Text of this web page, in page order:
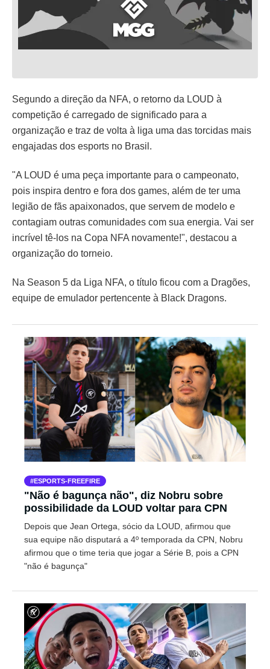
Segundo a direção da NFA, o retorno da LOUD à
competição é carregado de significado para a
organização e traz de volta à liga uma das torcidas mais
engajadas dos esports no Brasil.
"A LOUD é uma peça importante para o campeonato,
pois inspira dentro e fora dos games, além de ter uma
legião de fãs apaixonados, que servem de modelo e
contagiam outras comunidades com sua energia. Vai ser
incrível tê-los na Copa NFA novamente!", destacou a
organização do torneio.
Na Season 5 da Liga NFA, o título ficou com a Dragões,
equipe de emulador pertencente à Black Dragons.
ESPORTS-FREEFIRE
"Não é bagunça não", diz Nobru sobre
possibilidade da LOUD voltar para CPN
Depois que Jean Ortega, sócio da LOUD, afirmou que
sua equipe não disputará a 4º temporada da CPN, Nobru
afirmou que o time teria que jogar a Série B, pois a CPN
"não é bagunça"